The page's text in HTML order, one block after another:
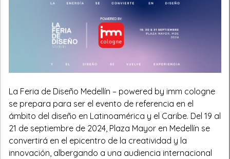
La Feria de Diseño Medellín – powered by imm cologne
se prepara para ser el evento de referencia en el
ámbito del diseño en Latinoamérica y el Caribe. Del 19 al
21 de septiembre de 2024, Plaza Mayor en Medellín se
convertirá en el epicentro de la creatividad y la
innovación, albergando a una audiencia internacional